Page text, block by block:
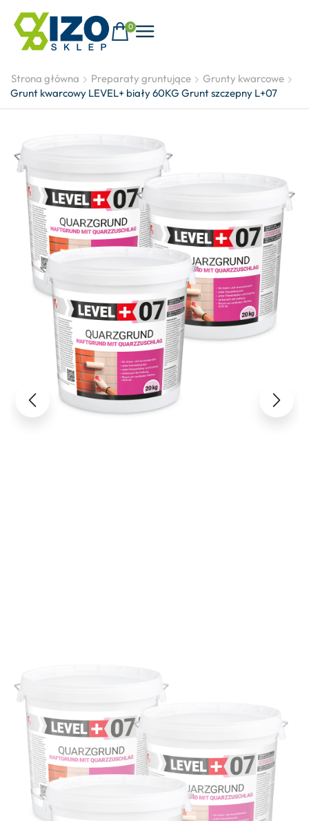
0
Strona główna Preparaty gruntujące
Grunty kwarcowe
Grunt kwarcowy LEVEL+ biały 60KG Grunt szczepny L+07